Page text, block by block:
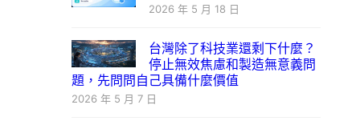
2026 年 5 月 18 日
台灣除了科技業還剩下什麼？
停止無效焦慮和製造無意義問
題，先問問自己具備什麼價值
2026 年 5 月 7 日